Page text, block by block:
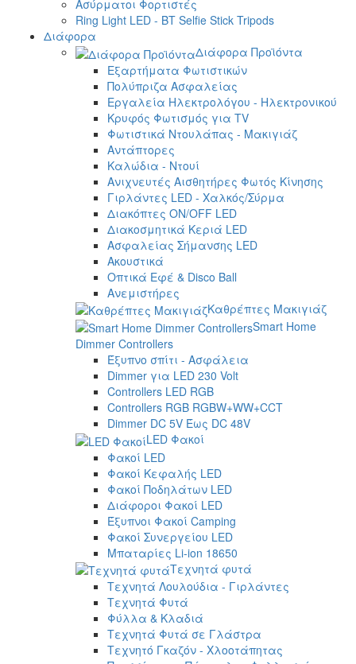
Ασύρματοι Φορτιστές
Ring Light LED - BT Selfie Stick Tripods
Διάφορα
Διάφορα Προϊόντα
Εξαρτήματα Φωτιστικών
Πολύπριζα Ασφαλείας
Εργαλεία Ηλεκτρολόγου - Ηλεκτρονικού
Κρυφός Φωτισμός για TV
Φωτιστικά Ντουλάπας - Μακιγιάζ
Αντάπτορες
Καλώδια - Ντουί
Ανιχνευτές Αισθητήρες Φωτός Κίνησης
Γιρλάντες LED - Χαλκός/Σύρμα
Διακόπτες ON/OFF LED
Διακοσμητικά Κεριά LED
Ασφαλείας Σήμανσης LED
Ακουστικά
Οπτικά Εφέ & Disco Ball
Ανεμιστήρες
Καθρέπτες Μακιγιάζ
Smart Home
Dimmer Controllers
Έξυπνο σπίτι - Ασφάλεια
Dimmer για LED 230 Volt
Controllers LED RGB
Controllers RGB RGBW+WW+CCT
Dimmer DC 5V Έως DC 48V
LED Φακοί
Φακοί LED
Φακοί Κεφαλής LED
Φακοί Ποδηλάτων LED
Διάφοροι Φακοί LED
Έξυπνοι Φακοί Camping
Φακοί Συνεργείου LED
Μπαταρίες Li-ion 18650
Τεχνητά φυτά
Τεχνητά Λουλούδια - Γιρλάντες
Τεχνητά Φυτά
Φύλλα & Κλαδιά
Τεχνητά Φυτά σε Γλάστρα
Τεχνητό Γκαζόν - Χλοοτάπητας